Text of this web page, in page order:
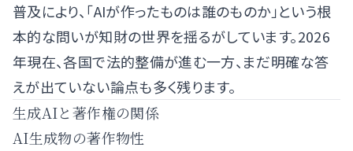
普及により、「AIが作ったものは誰のものか」という根
本的な問いが知財の世界を揺るがしています。2026
年現在、各国で法的整備が進む一方、まだ明確な答
えが出ていない論点も多く残ります。
生成AIと著作権の関係
AI生成物の著作物性